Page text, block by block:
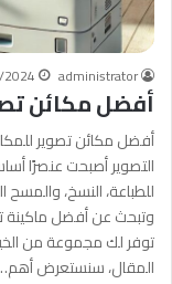
administrator
أفضل مكائن
أفضل مكائن تصوير
التصوير أصبحت عنصرًا
للطباعة، النسخ،
وتبحث عن أفضل ماكينة
توفر لك مجموعة من
المقال، سنستعرض